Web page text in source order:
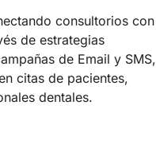
consultorios con
de estrategias
de Email y SMS,
citas de pacientes,
dentales.